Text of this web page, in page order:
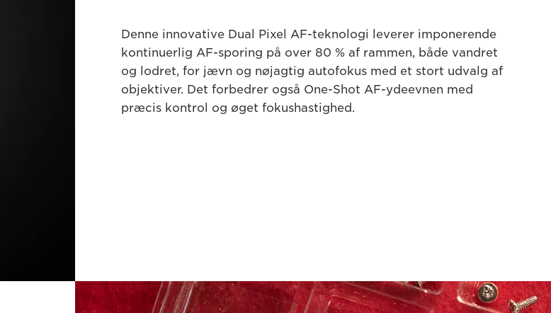
Denne innovative Dual Pixel AF-teknologi leverer imponerende
kontinuerlig AF-sporing på over 80 % af rammen, både vandret
og lodret, for jævn og nøjagtig autofokus med et stort udvalg af
objektiver. Det forbedrer også One-Shot AF-ydeevnen med
præcis kontrol og øget fokushastighed.